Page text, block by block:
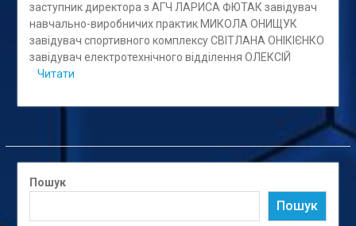
заступник директора з АГЧ ЛАРИСА ФЮТАК завідувач
навчально-виробничих практик МИКОЛА ОНИЩУК
завідувач спортивного комплексу СВІТЛАНА ОНІКІЄНКО
завідувач електротехнічного відділення ОЛЕКСІЙ
Читати
Пошук
Пошук